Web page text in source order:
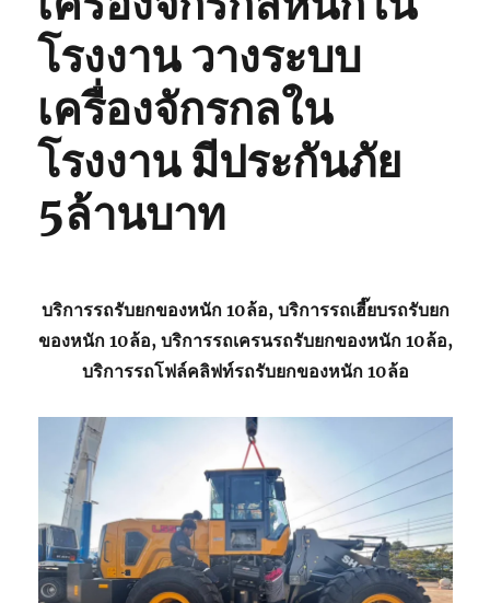
โรงงาน วางระบบ
เครื่องจักรกลใน
โรงงาน มีประกันภัย
5ล้านบาท
บริการรถรับยกของหนัก 10ล้อ, บริการรถเฮี๊ยบรถรับยก
ของหนัก 10ล้อ, บริการรถเครนรถรับยกของหนัก 10ล้อ,
บริการรถโฟล์คลิฟท์รถรับยกของหนัก 10ล้อ